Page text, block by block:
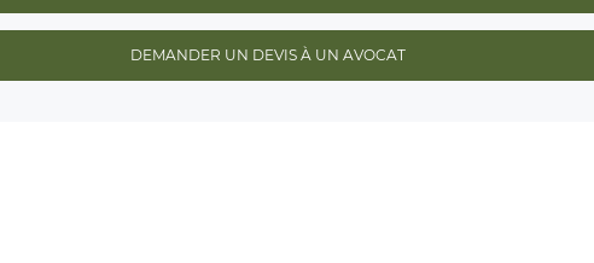
DEMANDER UN DEVIS À UN AVOCAT